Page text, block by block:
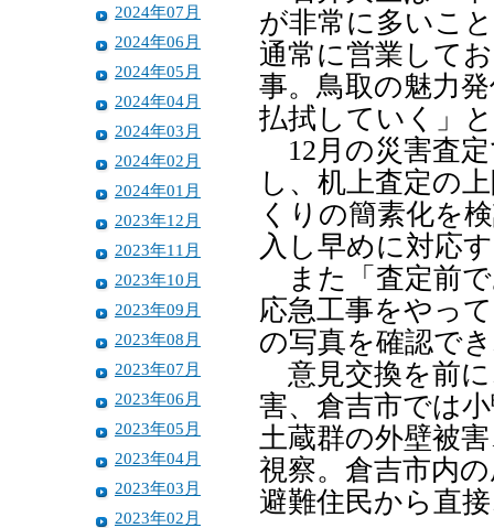
2024年07月
2024年06月
2024年05月
2024年04月
2024年03月
2024年02月
2024年01月
2023年12月
2023年11月
2023年10月
2023年09月
2023年08月
2023年07月
2023年06月
2023年05月
2023年04月
2023年03月
2023年02月
が非常に多いこ
通常に営業して
事。鳥取の魅力
払拭していく」
12月の災害査
し、机上査定の
くりの簡素化を
入し早めに対応
また「査定前
応急工事をやっ
の写真を確認で
意見交換を前に
害、倉吉市では
土蔵群の外壁被
視察。倉吉市内
避難住民から直